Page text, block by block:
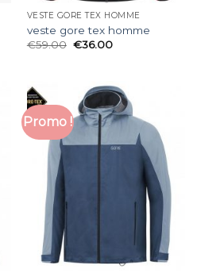
VESTE GORE TEX HOMME
veste gore tex homme
€59.00 €36.00
Promo !